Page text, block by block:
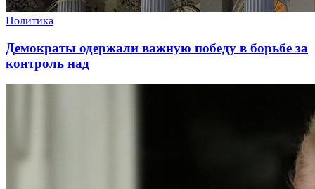
Политика
Демократы одержали важную победу в борьбе за
контроль над